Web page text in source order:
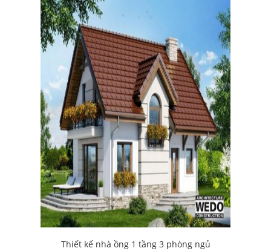
Thiết kế nhà ồng 1 tầng 3 phòng ngủ